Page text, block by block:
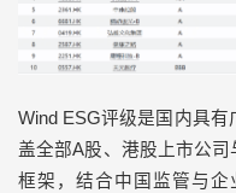
Wind ESG评级是国内具有
盖全部A股、港股上市公
框架，结合中国监管与企